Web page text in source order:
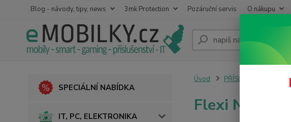
Blog - návody, tipy, news 3mk Protection Pozáruční servis O nákupu
SPECIÁLNÍ NABÍDKA
IT, PC, ELEKTRONIKA
Úvod PŘÍSLUŠENSTVÍ
Flexi Nano